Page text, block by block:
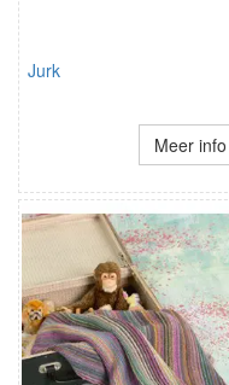
Jurk
Meer info